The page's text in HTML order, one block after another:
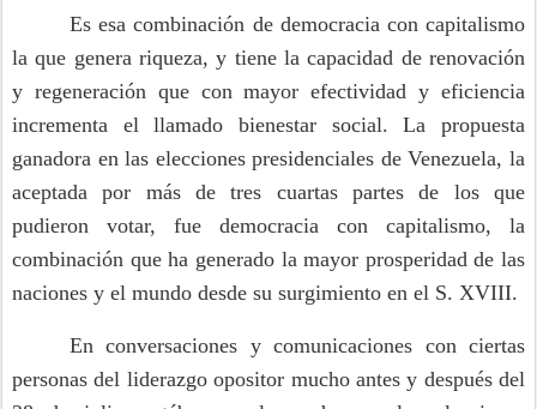
Es esa combinación de democracia con capitalismo
la que genera riqueza, y tiene la capacidad de renovación
y regeneración que con mayor efectividad y eficiencia
incrementa el llamado bienestar social. La propuesta
ganadora en las elecciones presidenciales de Venezuela, la
aceptada por más de tres cuartas partes de los que
pudieron votar, fue democracia con capitalismo, la
combinación que ha generado la mayor prosperidad de las
naciones y el mundo desde su surgimiento en el S. XVIII.
En conversaciones y comunicaciones con ciertas
personas del liderazgo opositor mucho antes y después del